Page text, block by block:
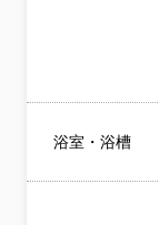
浴室・浴槽